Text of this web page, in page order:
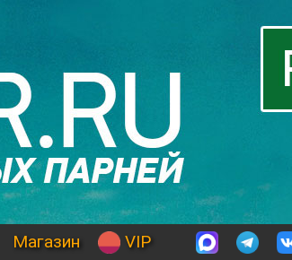
Магазин VIP